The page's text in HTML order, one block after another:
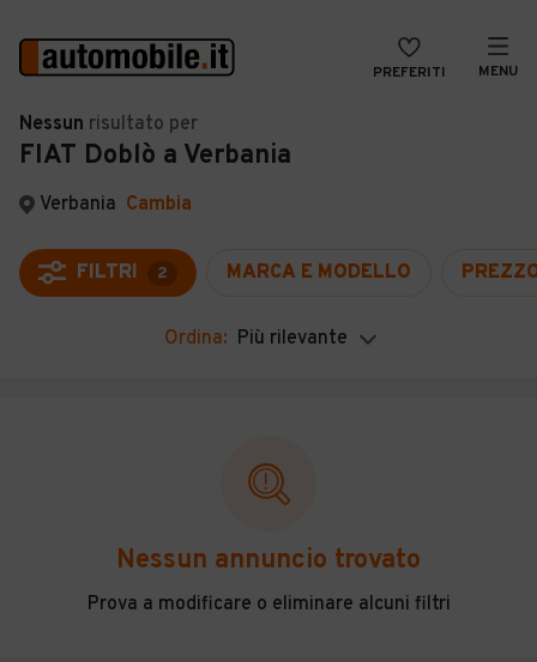
PREFERITI MENU
Auto
Auto usate
Auto Km 0
Auto Nuove
Noleggio a lungo termine
Veicoli Commerciali
Concessionari
VENDI
MAGAZINE
ACCEDI
Nessun risultato per
FIAT Doblò a Verbania
Verbania Cambia
FILTRI 2 MARCA E MODELLO
Ordina: Più rilevante
Nessun annuncio trovato
Prova a modificare o eliminare alcuni filtri